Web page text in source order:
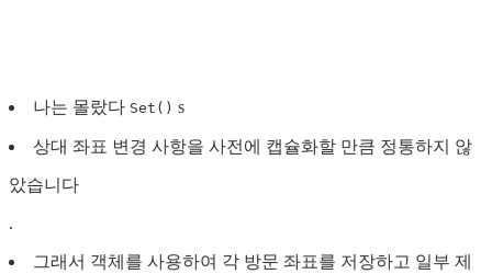
나는 몰랐다 Set() s
상대 좌표 변경 사항을 사전에 캡슐화할 만큼 정통하지 않
았습니다
.
그래서 객체를 사용하여 각 방문 좌표를 저장하고 일부 제